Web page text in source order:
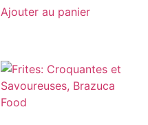
Ajouter au panier